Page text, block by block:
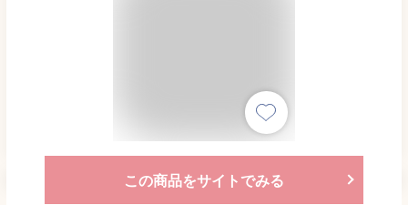
この商品をサイトでみる